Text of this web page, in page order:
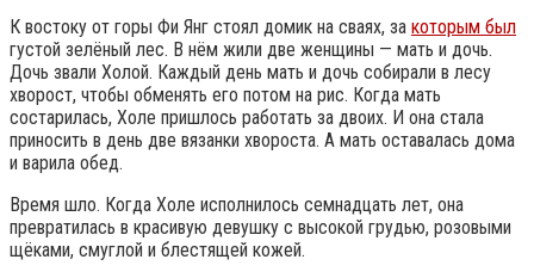
К востоку от горы Фи Янг стоял домик на сваях, за которым был
густой зелёный лес. В нём жили две женщины — мать и дочь.
Дочь звали Холой. Каждый день мать и дочь собирали в лесу
хворост, чтобы обменять его потом на рис. Когда мать
состарилась, Холе пришлось работать за двоих. И она стала
приносить в день две вязанки хвороста. А мать оставалась дома
и варила обед.
Время шло. Когда Холе исполнилось семнадцать лет, она
превратилась в красивую девушку с высокой грудью, розовыми
щёками, смуглой и блестящей кожей.